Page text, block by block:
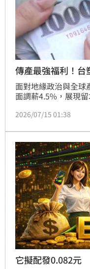
傳產最強福利！台
面對地緣政治與全
面調薪4.5%，展現
人員薪資突破7.5萬
心底氣，即便面臨成
工，期待透過人才共
為邁向下一個70年
經營願景。
2026/07/15 01:38
它擬配發0.082元